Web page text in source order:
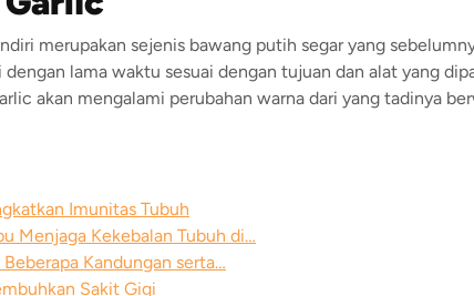
merupakan sejenis bawang putih segar yang
lama waktu sesuai dengan tujuan dan alat yang
akan mengalami perubahan warna dari yang tadinya
Imunitas Tubuh
Menjaga Kekebalan Tubuh di…
Kandungan serta…
Sakit Gigi